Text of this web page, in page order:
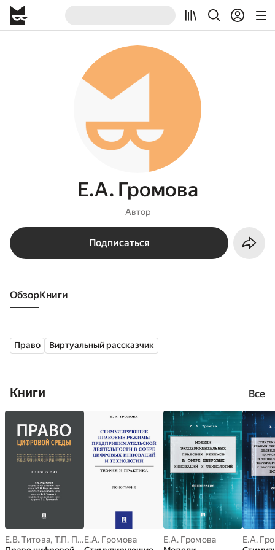
Е.А. Громова
Автор
Подписаться
Обзор книги
Право Виртуальный рассказчик
Книги Все
Е.В. Титова, Т.П. Подшивалов ,Е.А. Громова
Е.А. Громова
Е.А. Громова
Е.А.